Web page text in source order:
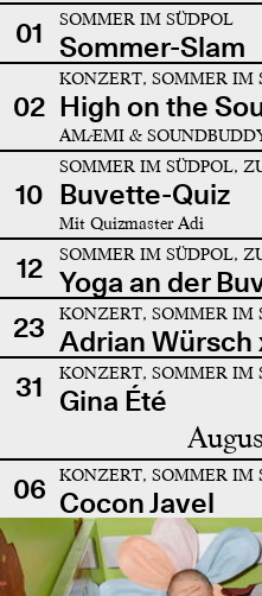
01 SOMMER IM SÜDPOL
Sommer-Slam
02
KONZERT, SOMMER IM
High on the
AMÆMI &
10
SOMMER IM SÜDPOL,
Buvette-Quiz
Mit Quizmaster Adi
12 SOMMER IM SÜDPOL,
Yoga an der
23
KONZERT, SOMMER IM
Adrian Würsch
31
KONZERT, SOMMER IM
Gina Été
06 KONZERT, SOMMER IM
Cocon Javel